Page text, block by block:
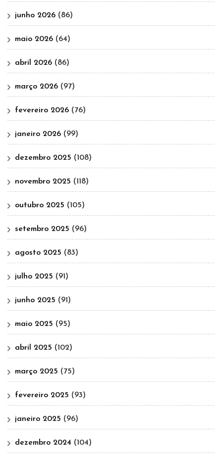
junho 2026 (86)
maio 2026 (64)
abril 2026 (86)
março 2026 (97)
fevereiro 2026 (76)
janeiro 2026 (99)
dezembro 2025 (108)
novembro 2025 (118)
outubro 2025 (105)
setembro 2025 (96)
agosto 2025 (83)
julho 2025 (91)
junho 2025 (91)
maio 2025 (95)
abril 2025 (102)
março 2025 (75)
fevereiro 2025 (93)
janeiro 2025 (96)
dezembro 2024 (104)